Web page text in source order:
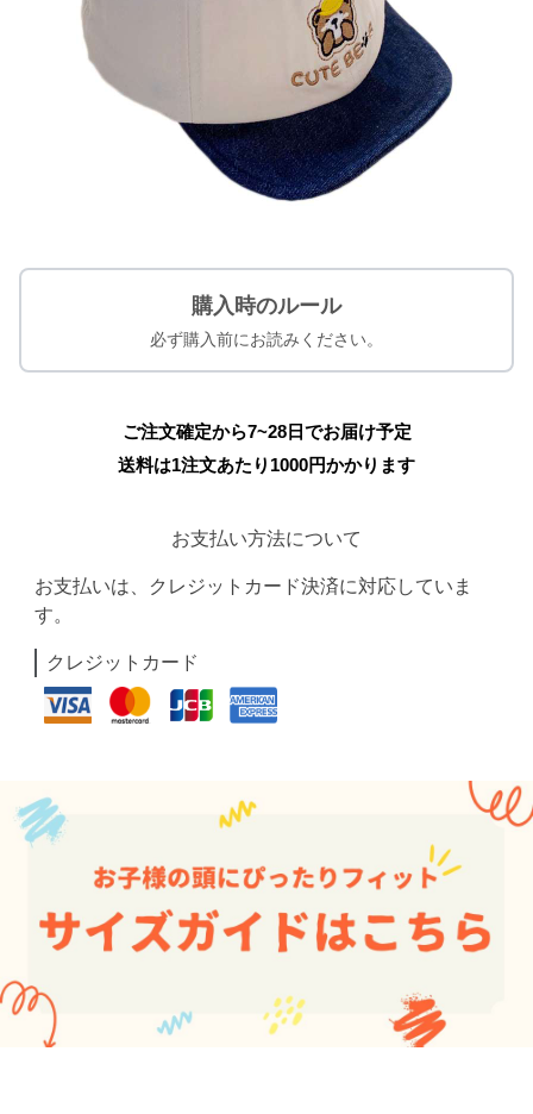
購入時のルール
必ず購入前にお読みください。
ご注文確定から7~28日でお届け予定
送料は1注文あたり 1000円かかります
お支払い方法について
お支払いは、クレジットカード決済に対応していま
す。
クレジットカード